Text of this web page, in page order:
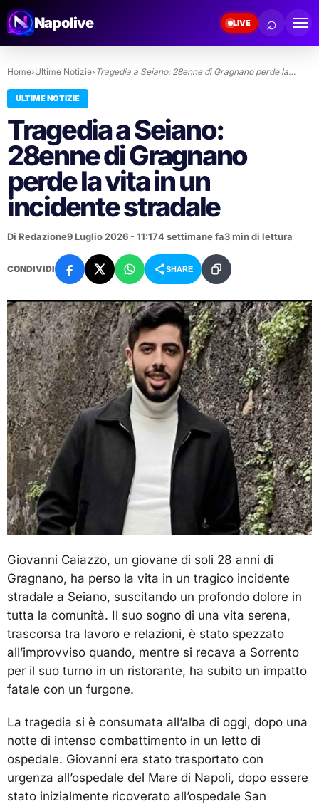
Napolive LIVE ⌕
Home›Ultime Notizie› Tragedia a Seiano: 28enne di Gragnano perde la…
ULTIME NOTIZIE
Tragedia a Seiano:
28enne di Gragnano
perde la vita in un
incidente stradale
Di Redazione9 Luglio 2026 - 11:174 settimane fa3 min di lettura
CONDIVIDI SHARE
Giovanni Caiazzo, un giovane di soli 28 anni di
Gragnano, ha perso la vita in un tragico incidente
stradale a Seiano, suscitando un profondo dolore in
tutta la comunità. Il suo sogno di una vita serena,
trascorsa tra lavoro e relazioni, è stato spezzato
all’improvviso quando, mentre si recava a Sorrento
per il suo turno in un ristorante, ha subito un impatto
fatale con un furgone.
La tragedia si è consumata all’alba di oggi, dopo una
notte di intenso combattimento in un letto di
ospedale. Giovanni era stato trasportato con
urgenza all’ospedale del Mare di Napoli, dopo essere
stato inizialmente ricoverato all’ospedale San